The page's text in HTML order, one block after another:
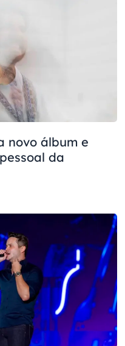
novo álbum e
da